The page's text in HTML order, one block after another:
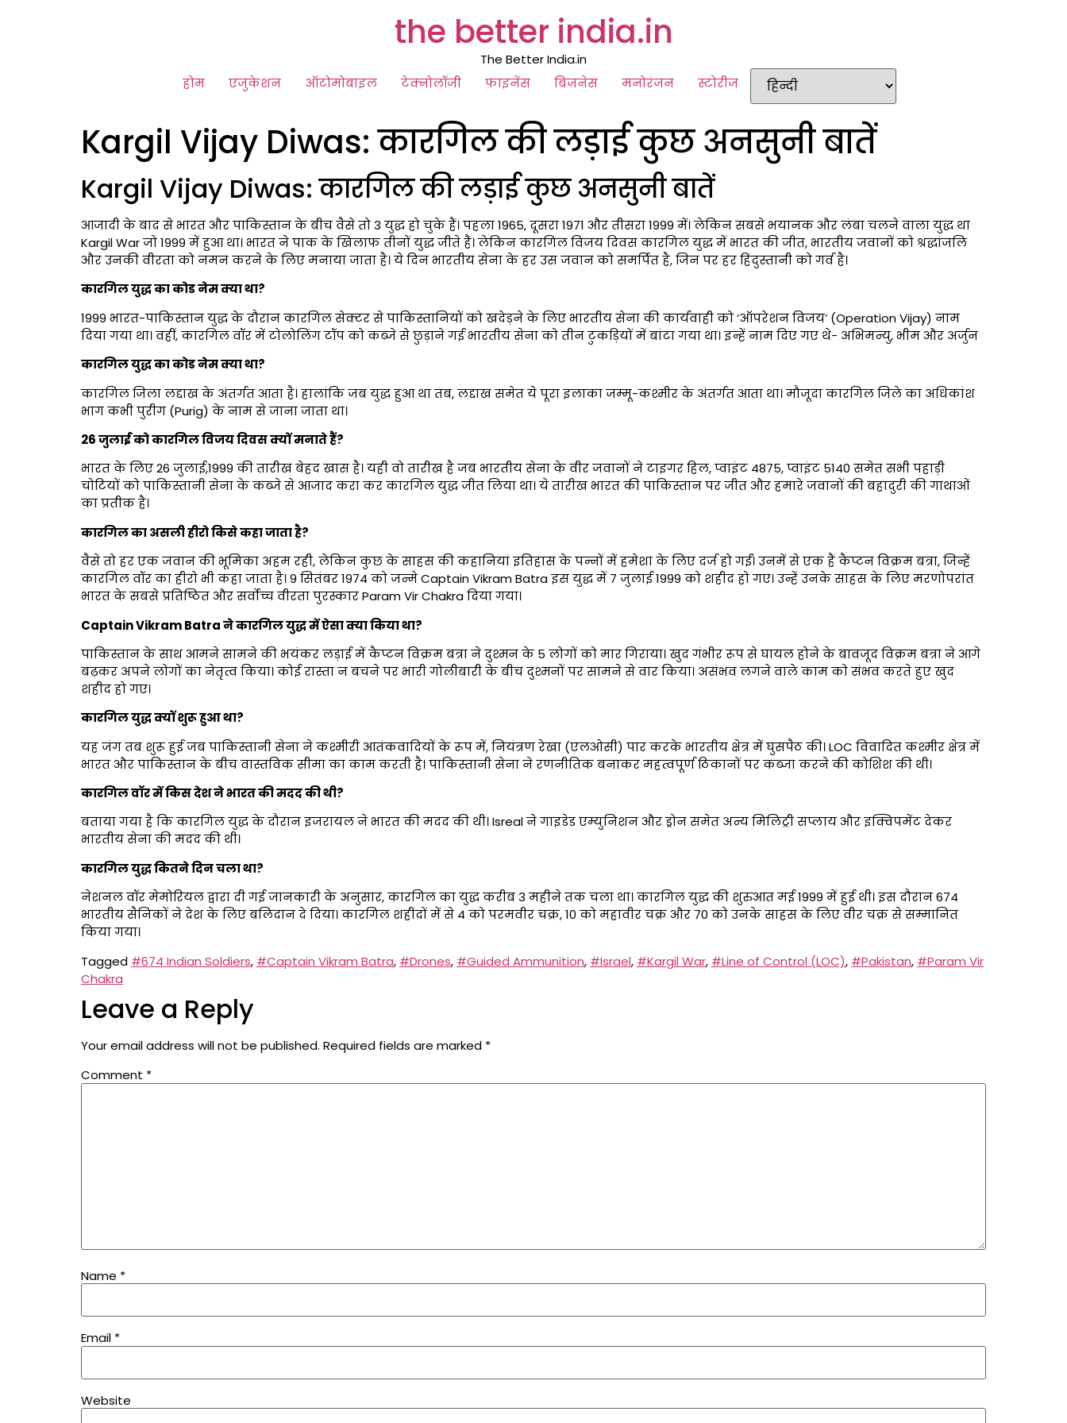
the better india.in
The Better India.in
होम
एजुकेशन ऑटोमोबाइल टेक्नोलॉजी फाइनेंस बिज़नेस मनोरंजन स्टोरीज
Kargil Vijay Diwas: कारगिल की लड़ाई कुछ अनसुनी बातें
Kargil Vijay Diwas: कारगिल की लड़ाई कुछ अनसुनी बातें
आजादी के बाद से भारत और पाकिस्तान के बीच वैसे तो 3 युद्ध हो चुके हैं। पहला 1965, दूसरा 1971 और तीसरा 1999 में। लेकिन सबसे भयानक और लंबा चलने वाला युद्ध था
Kargil War जो 1999 में हुआ था। भारत ने पाक के खिलाफ तीनों युद्ध जीते हैं। लेकिन कारगिल विजय दिवस कारगिल युद्ध में भारत की जीत, भारतीय जवानों को श्रद्धांजलि
और उनकी वीरता को नमन करने के लिए मनाया जाता है। ये दिन भारतीय सेना के हर उस जवान को समर्पित है, जिन पर हर हिंदुस्तानी को गर्व है।
कारगिल युद्ध का कोड नेम क्या था?
1999 भारत-पाकिस्तान युद्ध के दौरान कारगिल सेक्टर से पाकिस्तानियों को खदेड़ने के लिए भारतीय सेना की कार्यवाही को ‘ऑपरेशन विजय’ (Operation Vijay) नाम
दिया गया था। वहीं, कारगिल वॉर में टोलोलिंग टॉप को कब्जे से छुड़ाने गई भारतीय सेना को तीन टुकड़ियों में बांटा गया था। इन्हें नाम दिए गए थे- अभिमन्यु, भीम और अर्जुन
कारगिल युद्ध का कोड नेम क्या था?
कारगिल जिला लद्दाख के अंतर्गत आता है। हालांकि जब युद्ध हुआ था तब, लद्दाख समेत ये पूरा इलाका जम्मू-कश्मीर के अंतर्गत आता था। मौजूदा कारगिल जिले का अधिकांश
भाग कभी पुरीग (Purig) के नाम से जाना जाता था।
26जुलाई को कारगिल विजय दिवस क्यों मनाते हैं?
भारत के लिए 26 जुलाई,1999 की तारीख बेहद खास है। यही वो तारीख है जब भारतीय सेना के वीर जवानों ने टाइगर हिल, प्वाइंट 4875, प्वाइंट 5140 समेत सभी पहाड़ी
चोटियों को पाकिस्तानी सेना के कब्जे से आजाद करा कर कारगिल युद्ध जीत लिया था। ये तारीख भारत की पाकिस्तान पर जीत और हमारे जवानों की बहादुरी की गाथाओं
का प्रतीक है।
कारगिल का असली हीरो किसे कहा जाता है?
वैसे तो हर एक जवान की भूमिका अहम रही, लेकिन कुछ के साहस की कहानियां इतिहास के पन्नों में हमेशा के लिए दर्ज हो गईं। उनमें से एक हैं कैप्टन विक्रम बत्रा, जिन्हें
कारगिल वॉर का हीरो भी कहा जाता है। 9 सितंबर 1974 को जन्मे Captain Vikram Batra इस युद्ध में 7 जुलाई 1999 को शहीद हो गए। उन्हें उनके साहस के लिए मरणोपरांत
भारत के सबसे प्रतिष्ठित और सर्वोच्च वीरता पुरस्कार Param Vir Chakra दिया गया।
Captain Vikram Batraने कारगिल युद्ध में ऐसा क्या किया था?
पाकिस्तान के साथ आमने सामने की भयंकर लड़ाई में कैप्टन विक्रम बत्रा ने दुश्मन के 5 लोगों को मार गिराया। खुद गंभीर रूप से घायल होने के बावजूद विक्रम बत्रा ने आगे
बढ़कर अपने लोगों का नेतृत्व किया। कोई रास्ता न बचने पर भारी गोलीबारी के बीच दुश्मनों पर सामने से वार किया। असंभव लगने वाले काम को संभव करते हुए खुद
शहीद हो गए।
कारगिल युद्ध क्यों शुरू हुआ था?
यह जंग तब शुरू हुई जब पाकिस्तानी सेना ने कश्मीरी आतंकवादियों के रूप में, नियंत्रण रेखा (एलओसी) पार करके भारतीय क्षेत्र में घुसपैठ की। LOC विवादित कश्मीर क्षेत्र में
भारत और पाकिस्तान के बीच वास्तविक सीमा का काम करती है। पाकिस्तानी सेना ने रणनीतिक बनाकर महत्वपूर्ण ठिकानों पर कब्जा करने की कोशिश की थी।
कारगिल वॉर में किस देश ने भारत की मदद की थी?
बताया गया है कि कारगिल युद्ध के दौरान इजरायल ने भारत की मदद की थी। Isreal ने गाइडेड एम्युनिशन और ड्रोन समेत अन्य मिलिट्री सप्लाय और इक्विपमेंट देकर
भारतीय सेना की मदद की थी।
कारगिल युद्ध कितने दिन चला था?
नेशनल वॉर मेमोरियल द्वारा दी गई जानकारी के अनुसार, कारगिल का युद्ध करीब 3 महीने तक चला था। कारगिल युद्ध की शुरुआत मई 1999 में हुई थी। इस दौरान 674
भारतीय सैनिकों ने देश के लिए बलिदान दे दिया। कारगिल शहीदों में से 4 को परमवीर चक्र, 10 को महावीर चक्र और 70 को उनके साहस के लिए वीर चक्र से सम्मानित
किया गया।
Tagged #674 Indian Soldiers, #Captain Vikram Batra, #Drones, #Guided Ammunition, #Israel, #Kargil War, #Line of Control (LOC), #Pakistan, #Param Vir
Chakra
Leave a Reply
Your email address will not be published. Required fields are marked *
Comment *
Name *
Email *
Website